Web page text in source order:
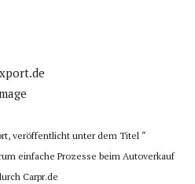
veröffentlicht unter dem Titel “
einfache Prozesse beim Autoverkauf
Carpr.de